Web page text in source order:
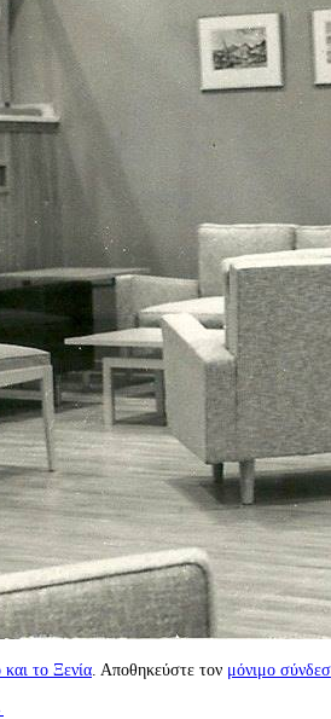
το Ξενία . Αποθηκεύστε τον μόνιμο